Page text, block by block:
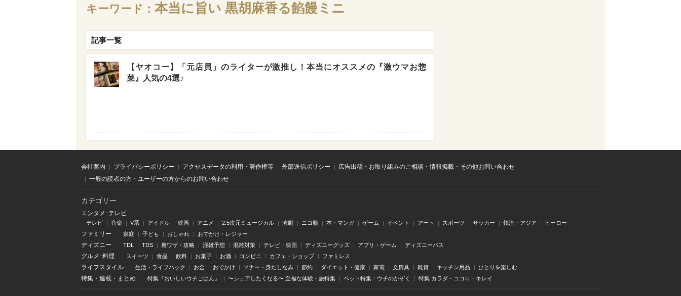
キーワード： 本当に旨い 黒胡麻香る餡饅ミニ
記事一覧
【ヤオコー】「元店員」のライターが激推し！本当にオススメの『激ウマお惣
菜』人気の4選♪
会社案内 プライバシーポリシー アクセスデータの利用・著作権等 外部送信ポリシー
広告出稿・お取り組みのご相談・情報掲載・その他お問い合わせ
一般の読者の方・ユーザーの方からのお問い合わせ
カテゴリー
エンタメ･テレビ
テレビ 音楽 V系 アイドル 映画 アニメ 2.5次元ミュージカル 演劇 ニコ動 本・マンガ ゲーム イベント アート スポーツ サッカー 韓流・アジア ヒーロー
ファミリー 家庭 子ども おしゃれ おでかけ・レジャー
ディズニー TDL TDS 裏ワザ・攻略 混雑予想 混雑対策 テレビ・映画 ディズニーグッズ アプリ・ゲーム ディズニーパス
グルメ･料理 スイーツ 食品 飲料 お菓子 お酒 コンビニ カフェ・ショップ ファミレス
ライフスタイル 生活・ライフハック お金 おでかけ マナー・身だしなみ 節約 ダイエット・健康 家電 文房具 雑貨 キッチン用品 ひとりを楽しむ
特集 ・ 連載 ・ まとめ 特集『おいしいウチごはん』 〜シェアしたくなる〜 至福な体験・旅特集 ペット特集：ウチのかぞく 特集 カラダ・ココロ・キレイ